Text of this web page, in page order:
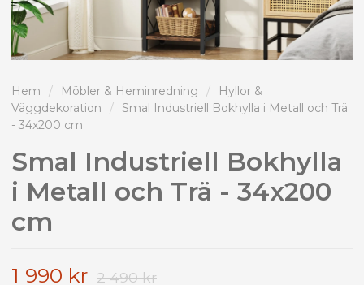
Hem / Möbler & Heminredning /
Hyllor &
Väggdekoration
/
Smal Industriell Bokhylla i Metall och Trä
- 34x200 cm
Smal Industriell Bokhylla
i Metall och Trä - 34x200
cm
1 990 kr 2 490 kr